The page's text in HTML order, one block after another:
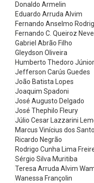
Donaldo Armelin
Eduardo Arruda Alvim
Fernando Anselmo
Fernando C. Queiroz
Gabriel Abrão Filho
Gleydson Oliveira
Humberto Thedoro Júnior
Jefferson Carús Guedes
João Batista Lopes
Joaquim Spadoni
José Augusto Delgado
José Thephilo Fleury
Júlio Cesar Lazzarini
Marcus Vinícius dos
Ricardo Negrão
Rodrigo Cunha Lima
Sérgio Silva Muritiba
Teresa Arruda Alvim
Wanessa Françolin